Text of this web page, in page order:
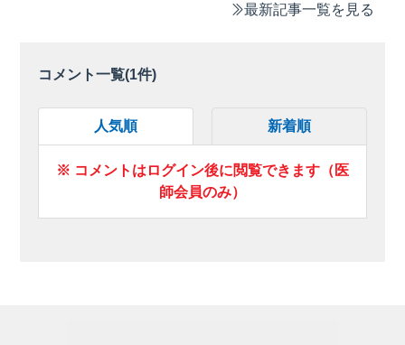
最新記事一覧を見る
コメント一覧(1件)
人気順 新着順
※ コメントはログイン後に閲覧できます（医
師会員のみ）